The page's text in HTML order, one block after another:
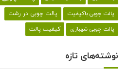
پالت چوبی باکیفیت
پالت چوبی در رشت
پالت چوبی شهبازی
کیفیت پالت
نوشته‌های تازه